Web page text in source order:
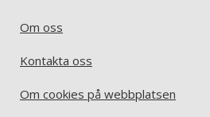
Om oss
Kontakta oss
Om cookies på webbplatsen